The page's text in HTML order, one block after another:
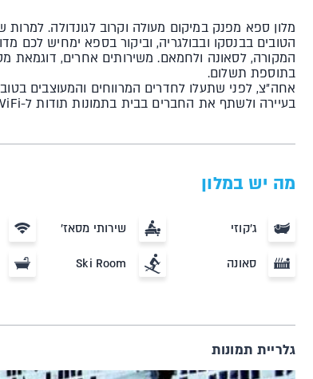
המקורה, לסאונה ולחמאם. משירותים אחרים, דוגמאת
בתוספת תשלום.
אחה״צ, לפני שתעלו לחדרים המרווחים והמעוצבים
בעיירה ולשתף את החברים בבית בתמונות תודות ל-WiFi חינם בלובי.
מה יש במלון
ג'קוזי שירותי מסאז'
סאונה Ski Room
גלריית תמונות